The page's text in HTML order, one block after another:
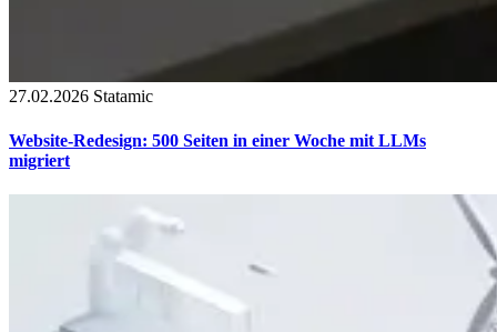
27.02.2026 Statamic
Website-Redesign: 500 Seiten in einer Woche mit LLMs
migriert